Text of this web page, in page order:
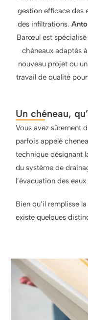
gestion efficace des
des infiltrations.
Barœul est
chéneaux adaptés
nouveau projet ou
travail de qualité
Un chéneau,
Vous avez sûrement
parfois appelé
technique désignant
du système de
l’évacuation des
Bien qu’il remplisse
existe quelques